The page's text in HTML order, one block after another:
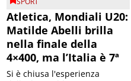
Atletica, Mondiali U20:
Matilde Abelli brilla
nella finale della
4×400, ma l’Italia è 7ª
Si è chiusa l'esperienza